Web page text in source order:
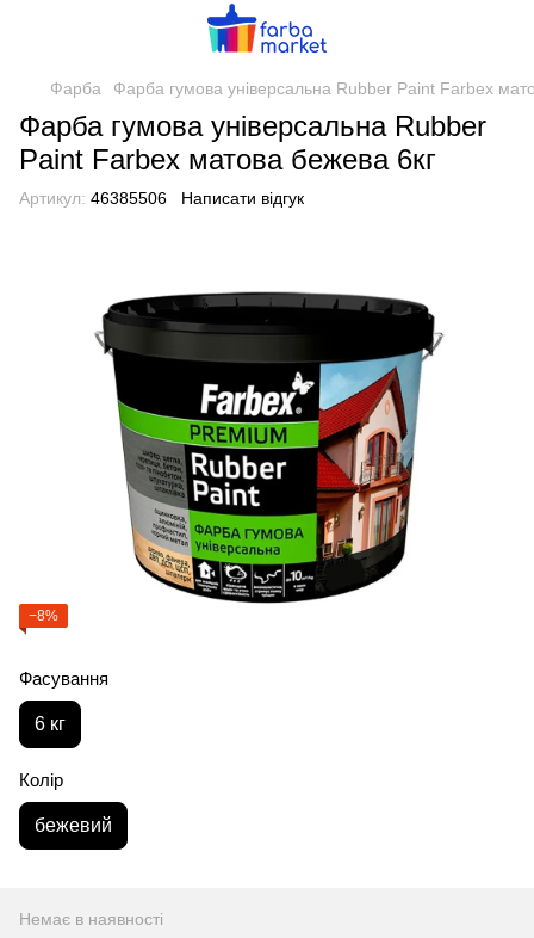
Фарба Фарба гумова універсальна Rubber Paint Farbex
Фарба гумова універсальна Rubber
Paint Farbex матова бежева 6кг
Артикул: 46385506 Написати відгук
−8%
Фасування
6 кг
Колір
бежевий
Немає в наявності